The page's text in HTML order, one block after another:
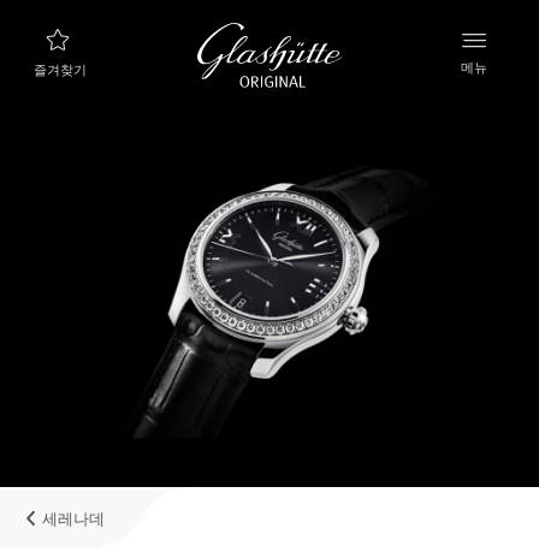
즐겨찾기 메뉴
새로운 컬렉션
글라슈테 오리지널 브랜드
매뉴팩처, 히스토리, 그리고 파트너들
내계정
세레나데